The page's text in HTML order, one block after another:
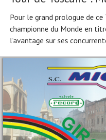
Pour le grand prologue de
championne du Monde en
l'avantage sur ses